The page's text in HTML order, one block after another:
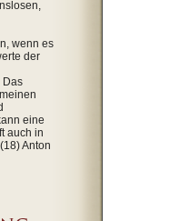
wenn es
der
Das
eine
auch in
Anton